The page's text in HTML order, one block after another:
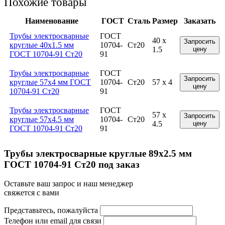
Наименование ГОСТ Сталь Размер
Заказать
Трубы электросварные
круглые 40x1.5 мм
ГОСТ 10704-91 Ст20
ГОСТ
10704-
91
Ст20
40 x
1.5
Запросить
цену
Трубы электросварные
круглые 57x4 мм ГОСТ
10704-91 Ст20
ГОСТ
10704-
91
Ст20 57 x 4
Запросить
цену
Трубы электросварные
круглые 57x4.5 мм
ГОСТ 10704-91 Ст20
ГОСТ
10704-
91
Ст20
57 x
4.5
Запросить
цену
Трубы электросварные круглые 89x2.5 мм
ГОСТ 10704-91 Ст20 под заказ
Оставьте ваш запрос и наш менеджер
свяжется с вами
Представьтесь, пожалуйста
Телефон или email для связи